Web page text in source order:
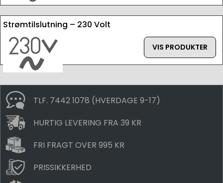
Strømtilslutning – 230 Volt
VIS PRODUKTER
TLF. 7442 1078 (HVERDAGE 9-17)
HURTIG LEVERING FRA 39 KR
FRI FRAGT OVER 995 KR
PRISSIKKERHED